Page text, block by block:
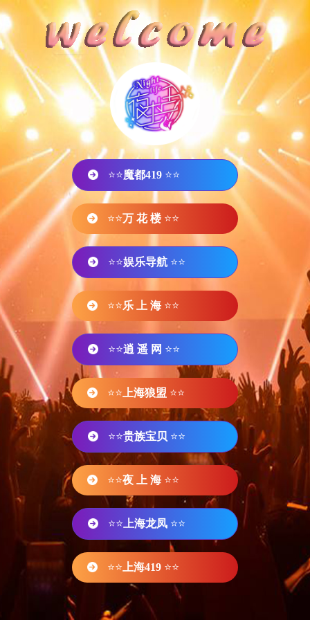
⭐⭐魔都419 ⭐⭐
⭐⭐万 花 楼 ⭐⭐
⭐⭐娱乐导航 ⭐⭐
⭐⭐乐 上 海 ⭐⭐
⭐⭐逍 遥 网 ⭐⭐
⭐⭐ 上海狼盟 ⭐⭐
⭐⭐贵族宝贝 ⭐⭐
⭐⭐夜 上 海 ⭐⭐
⭐⭐ 上海龙凤 ⭐⭐
⭐⭐ 上海419 ⭐⭐